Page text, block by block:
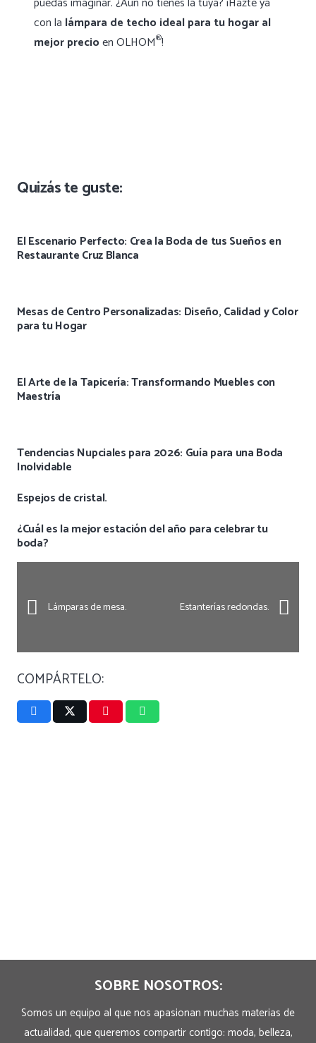
con la lámpara de techo ideal para tu hogar al
mejor precioen OLHOM®!
Quizás te guste:
El Escenario Perfecto: Crea la Boda de tus Sueños en
Restaurante Cruz Blanca
Mesas de Centro Personalizadas: Diseño, Calidad y Color
para tu Hogar
El Arte de la Tapicería: Transformando Muebles con
Maestría
Tendencias Nupciales para 2026: Guía para una Boda
Inolvidable
Espejos de cristal.
¿Cuál es la mejor estación del año para celebrar tu
boda?
Lámparas de mesa. Estanterías redondas.
COMPÁRTELO:
SOBRE NOSOTROS:
Somos un equipo al que nos apasionan muchas materias de
actualidad, que queremos compartir contigo: moda, belleza,